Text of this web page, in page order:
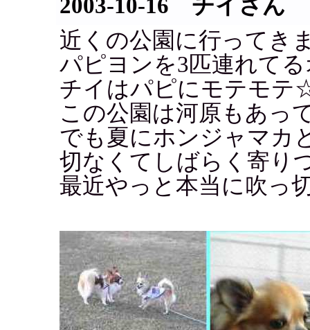
2003-10-16 チイさん
近くの公園に行ってき
パピヨンを3匹連れて
チイはパピにモテモテ
この公園は河原もあっ
でも夏にホンジャマカ
切なくてしばらく寄り
最近やっと本当に吹っ